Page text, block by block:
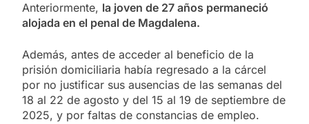
Anteriormente, la joven de 27 años permaneció
alojada en el penal de Magdalena.
Además, antes de acceder al beneficio de la
prisión domiciliaria había regresado a la cárcel
por no justificar sus ausencias de las semanas del
18 al 22 de agosto y del 15 al 19 de septiembre de
2025, y por faltas de constancias de empleo.